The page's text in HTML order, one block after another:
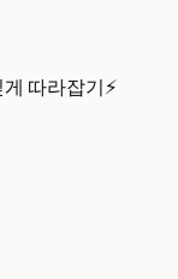
따라잡기⚡